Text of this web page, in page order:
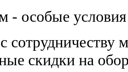
- особые условия
сотрудничеству
скидки на